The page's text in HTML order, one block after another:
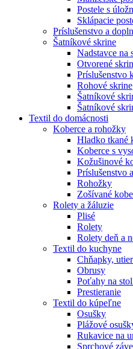
Postele s
Sklápacie
Príslušenstvo a
Šatníkové skrine
Nadstavce na
Otvorené
Príslušenstvo
Rohové skrine
Šatníkové
Šatníkové
Textil do domácnosti
Koberce a rohožky
Hladko tkané
Koberce s
Kožušinové
Príslušenstvo
Rohožky
Zošívané
Rolety a žáluzie
Plisé
Rolety
Rolety deň a
Textil do kuchyne
Chňapky,
Obrusy
Poťahy na
Prestieranie
Textil do kúpeľne
Osušky
Plážové
Rukavice na
Sprchové